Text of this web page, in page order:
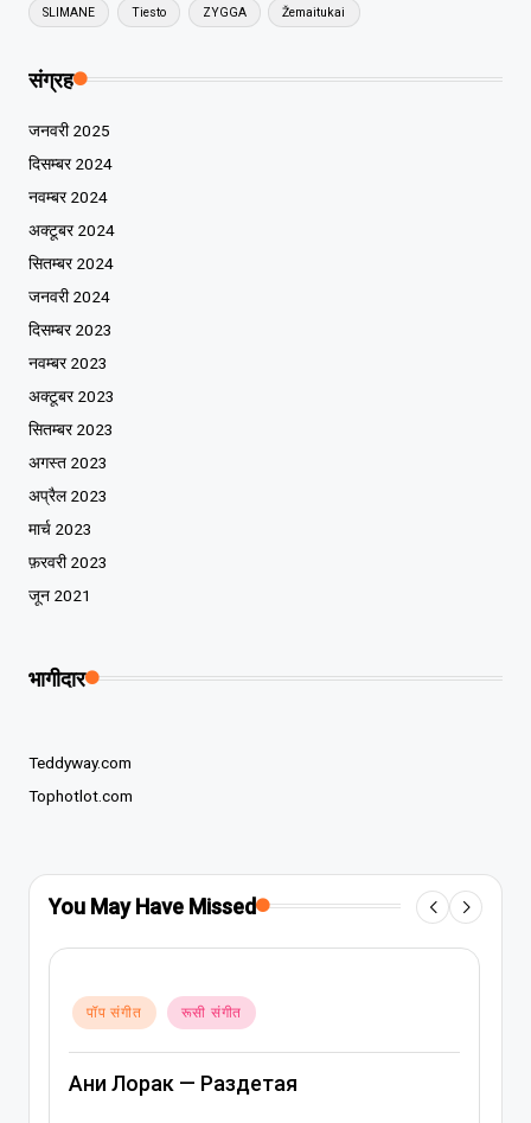
SLIMANE Tiesto ZYGGA Žemaitukai
संग्रह
जनवरी 2025
दिसम्बर 2024
नवम्बर 2024
अक्टूबर 2024
सितम्बर 2024
जनवरी 2024
दिसम्बर 2023
नवम्बर 2023
अक्टूबर 2023
सितम्बर 2023
अगस्त 2023
अप्रैल 2023
मार्च 2023
फ़रवरी 2023
जून 2021
भागीदार
Teddyway.com
Tophotlot.com
You May Have Missed
Posted
in
पॉप संगीत रूसी संगीत
Ани Лорак — Лабиринт